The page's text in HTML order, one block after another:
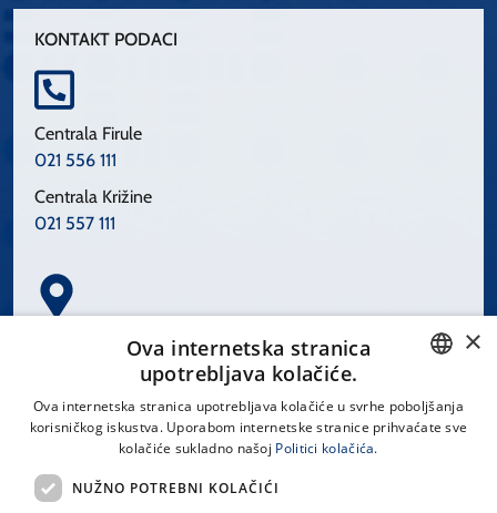
KONTAKT PODACI
Centrala Firule
021 556 111
Centrala Križine
021 557 111
Spinčićeva 1, 21000 Split
CROATIAN
×
Ova internetska stranica
upotrebljava kolačiće.
Ova internetska stranica upotrebljava kolačiće u svrhe poboljšanja
korisničkog iskustva. Uporabom internetske stranice prihvaćate sve
kolačiće sukladno našoj Politici kolačića.
NUŽNO POTREBNI KOLAČIĆI